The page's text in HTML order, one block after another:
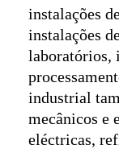
instalações
instalações
laboratórios,
industrial
mecânicos e
eléctricas,